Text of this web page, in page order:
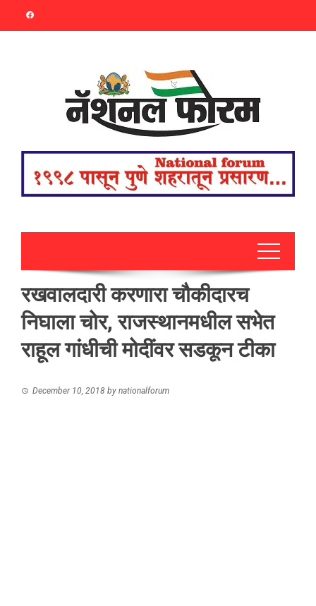
रखवालदारी करणारा चौकीदारच
निघाला चोर, राजस्थानमधील सभेत
राहूल गांधीची मोदींवर सडकून टीका
December 10, 2018 by nationalforum